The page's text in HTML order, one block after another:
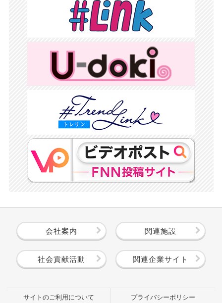
会社案内 関連施設
社会貢献活動 関連企業サイト
サイトのご利用について プライバシーポリシー